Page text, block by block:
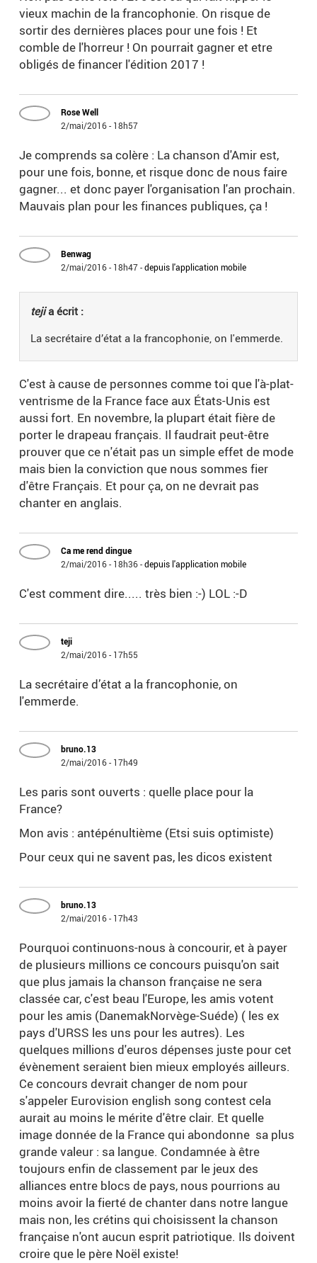
vieux machin de la francophonie. On risque de
sortir des dernières places pour une fois ! Et
comble de l'horreur ! On pourrait gagner et etre
obligés de financer l'édition 2017 !
Rose Well
2/mai/2016 - 18h57
Je comprends sa colère : La chanson d'Amir est,
pour une fois, bonne, et risque donc de nous faire
gagner... et donc payer l'organisation l'an prochain.
Mauvais plan pour les finances publiques, ça !
Benwag
2/mai/2016 - 18h47-depuis l'application mobile
tejia écrit :
La secrétaire d’état a la francophonie, on l'emmerde.
C'est à cause de personnes comme toi que l'à-plat-
ventrisme de la France face aux États-Unis est
aussi fort. En novembre, la plupart était fière de
porter le drapeau français. Il faudrait peut-être
prouver que ce n'était pas un simple effet de mode
mais bien la conviction que nous sommes fier
d'être Français. Et pour ça, on ne devrait pas
chanter en anglais.
Ca me rend dingue
2/mai/2016 - 18h36-depuis l'application mobile
C'est comment dire..... très bien :-) LOL :-D
teji
2/mai/2016 - 17h55
La secrétaire d’état a la francophonie, on
l'emmerde.
bruno.13
2/mai/2016 - 17h49
Les paris sont ouverts : quelle place pour la
France?
Mon avis : antépénultième (Etsi suis optimiste)
Pour ceux qui ne savent pas, les dicos existent
bruno.13
2/mai/2016 - 17h43
Pourquoi continuons-nous à concourir, et à payer
de plusieurs millions ce concours puisqu'on sait
que plus jamais la chanson française ne sera
classée car, c'est beau l'Europe, les amis votent
pour les amis (DanemakNorvège-Suéde) ( les ex
pays d'URSS les uns pour les autres). Les
quelques millions d'euros dépenses juste pour cet
évènement seraient bien mieux employés ailleurs.
Ce concours devrait changer de nom pour
s'appeler Eurovision english song contest cela
aurait au moins le mérite d'être clair. Et quelle
image donnée de la France qui abondonne sa plus
grande valeur : sa langue. Condamnée à être
toujours enfin de classement par le jeux des
alliances entre blocs de pays, nous pourrions au
moins avoir la fierté de chanter dans notre langue
mais non, les crétins qui choisissent la chanson
française n'ont aucun esprit patriotique. Ils doivent
croire que le père Noël existe!